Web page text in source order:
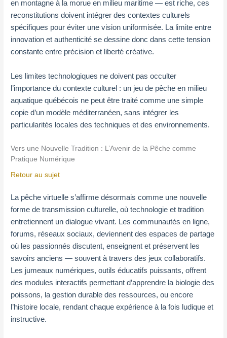
en montagne à la morue en milieu maritime — est riche, ces
reconstitutions doivent intégrer des contextes culturels
spécifiques pour éviter une vision uniformisée. La limite entre
innovation et authenticité se dessine donc dans cette tension
constante entre précision et liberté créative.
Les limites technologiques ne doivent pas occulter
l’importance du contexte culturel : un jeu de pêche en milieu
aquatique québécois ne peut être traité comme une simple
copie d’un modèle méditerranéen, sans intégrer les
particularités locales des techniques et des environnements.
Vers une Nouvelle Tradition : L’Avenir de la Pêche comme
Pratique Numérique
Retour au sujet
La pêche virtuelle s’affirme désormais comme une nouvelle
forme de transmission culturelle, où technologie et tradition
entretiennent un dialogue vivant. Les communautés en ligne,
forums, réseaux sociaux, deviennent des espaces de partage
où les passionnés discutent, enseignent et préservent les
savoirs anciens — souvent à travers des jeux collaboratifs.
Les jumeaux numériques, outils éducatifs puissants, offrent
des modules interactifs permettant d’apprendre la biologie des
poissons, la gestion durable des ressources, ou encore
l’histoire locale, rendant chaque expérience à la fois ludique et
instructive.